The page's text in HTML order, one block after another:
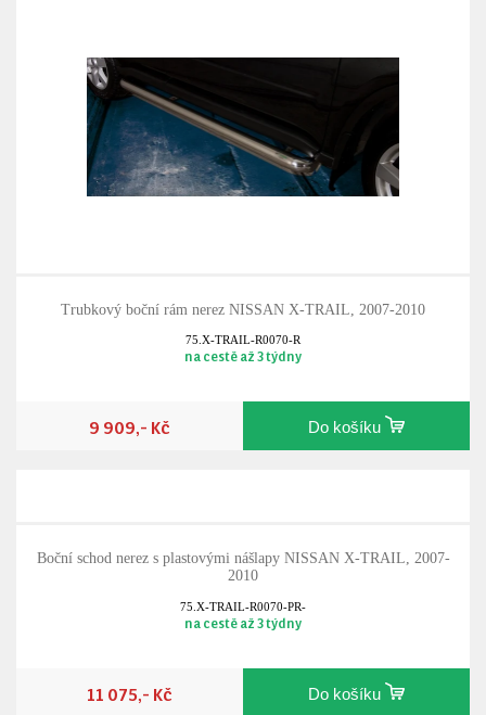
Trubkový boční rám nerez NISSAN X-TRAIL, 2007-2010
75.X-TRAIL-R0070-R
na cestě až 3 týdny
9 909,- Kč Do košíku
Boční schod nerez s plastovými nášlapy NISSAN X-TRAIL, 2007-
2010
75.X-TRAIL-R0070-PR-
na cestě až 3 týdny
11 075,- Kč Do košíku